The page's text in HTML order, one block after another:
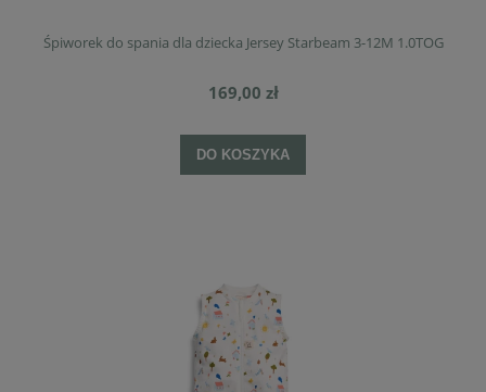
Śpiworek do spania dla dziecka Jersey Starbeam 3-12M 1.0TOG
169,00 zł
DO KOSZYKA